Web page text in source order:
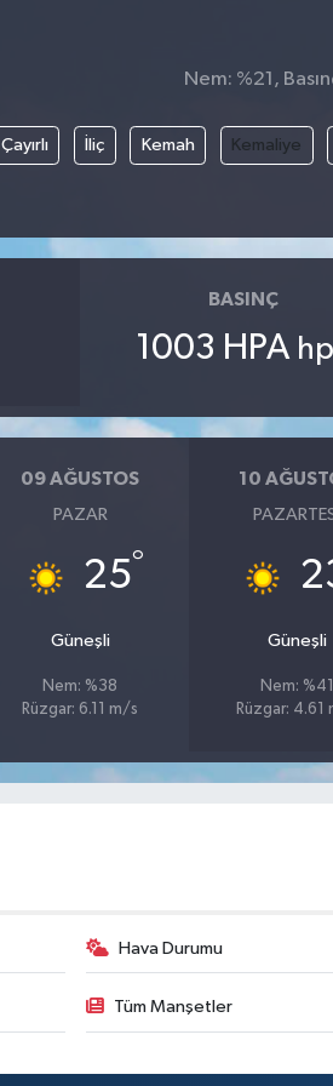
Nem: %21,
Çayırlı İliç Kemah Kemaliye
BASINÇ
1003 HPA
09 AĞUSTOS
PAZAR
25°
Güneşli
Nem: %38
Rüzgar: 6.11 m/s
10
Güneşli
Nem: %41
Rüzgar: 4.61
Hava Durumu
Tüm Manşetler